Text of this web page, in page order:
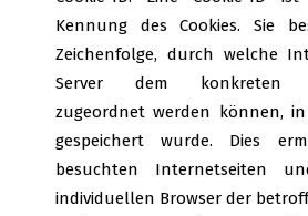
Kennung des Cookies. Sie
Zeichenfolge, durch welche
Server dem konkreten
zugeordnet werden können,
gespeichert wurde. Dies
besuchten Internetseiten
individuellen Browser der